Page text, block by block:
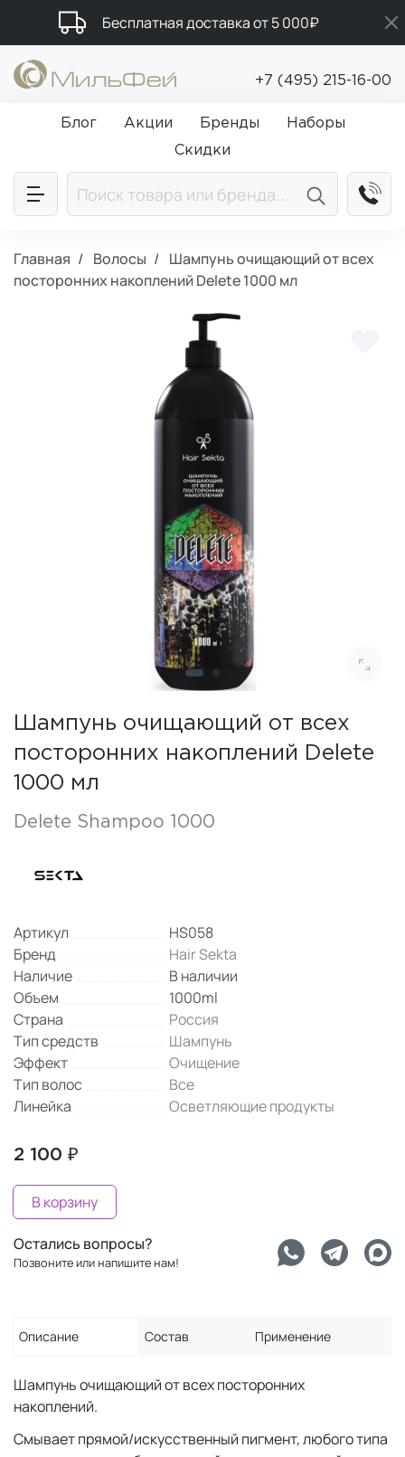
Бесплатная доставка от 5 000₽
Промокод ПРИВЕТ
Подарки в каждый заказ от 5 000₽
+7 (495) 215-16-00
Блог Акции Бренды
Наборы
Скидки
Главная Волосы
Шампунь очищающий от всех
посторонних накоплений Delete 1000 мл
Шампунь очищающий от всех
посторонних накоплений Delete
1000 мл
Delete Shampoo 1000
Артикул
HS058
Бренд
Hair Sekta
Наличие
В наличии
Объем
1000ml
Страна
Россия
Тип средств
Шампунь
Эффект
Очищение
Тип волос
Все
Линейка
Осветляющие продукты
2 100 ₽
В корзину
Остались вопросы?
Позвоните или напишите нам!
Описание Состав Применение
Шампунь очищающий от всех посторонних
накоплений.
Смывает прямой/искусственный пигмент, любого типа